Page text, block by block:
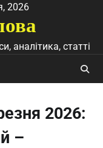
2026
аналітика, статті
2026:
–